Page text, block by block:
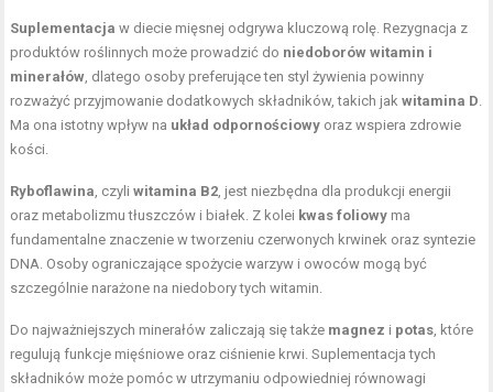
Suplementacja w diecie mięsnej odgrywa kluczową rolę. Rezygnacja z
produktów roślinnych może prowadzić do niedoborów witamin i
minerałów , dlatego osoby preferujące ten styl żywienia powinny
rozważyć przyjmowanie dodatkowych składników, takich jakwitamina D
Ma ona istotny wpływ na układ odpornościowy oraz wspiera zdrowie
kości.
Ryboflawina , czyliwitamina B2 , jest niezbędna dla produkcji energii
oraz metabolizmu tłuszczów i białek. Z kolei kwas foliowy ma
fundamentalne znaczenie w tworzeniu czerwonych krwinek oraz syntezie
DNA. Osoby ograniczające spożycie warzyw i owoców mogą być
szczególnie narażone na niedobory tych witamin.
Do najważniejszych minerałów zaliczają się także magnez i potas , które
regulują funkcje mięśniowe oraz ciśnienie krwi. Suplementacja tych
składników może pomóc w utrzymaniu odpowiedniej równowagi